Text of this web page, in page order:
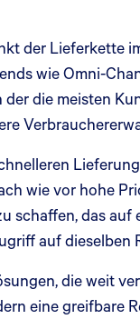
der Lieferkette
wie Omni-
die meisten
wie vor hohe
schaffen, das
auf
die weit
eine greifbare